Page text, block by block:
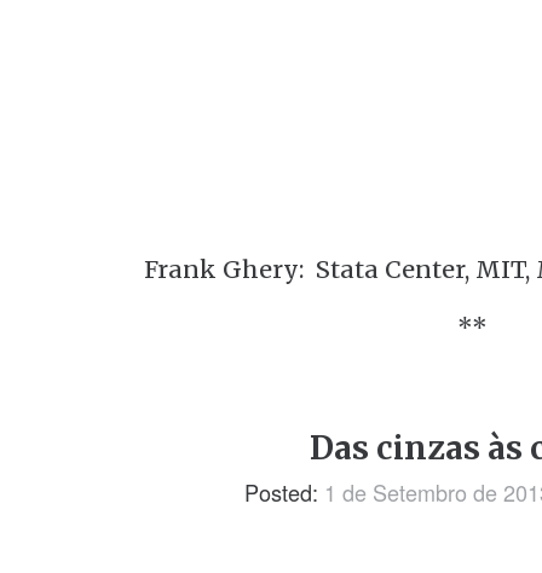
Frank Ghery: Stata Center, MIT,
**
Das cinzas às
Posted: 1 de Setembro de